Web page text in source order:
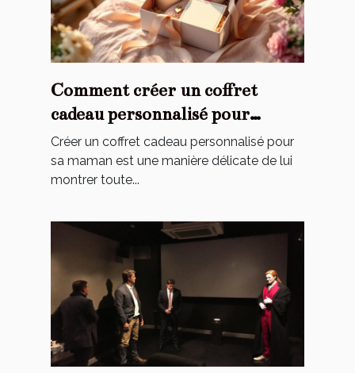
Comment créer un coffret
cadeau personnalisé pour
toucher le cœur de maman ?
Créer un coffret cadeau personnalisé pour
sa maman est une manière délicate de lui
montrer toute...